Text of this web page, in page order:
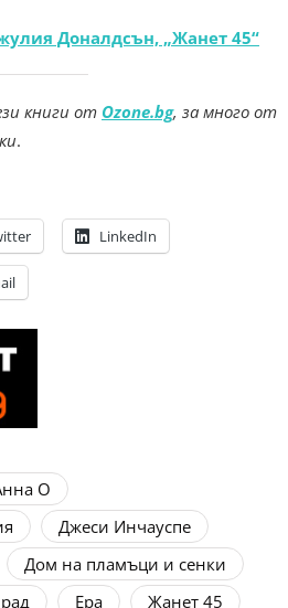
Доналдсън, „Жанет 45“
книги от Ozone.bg, за много от
.
LinkedIn
О
Джеси Инчауспе
Дом на пламъци и сенки
Ера
Жанет 45